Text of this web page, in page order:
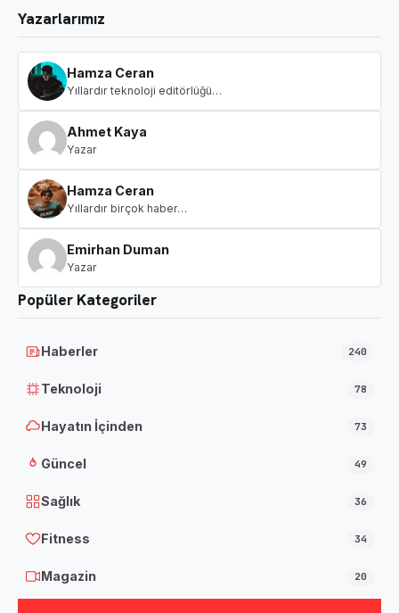
Yazarlarımız
Hamza Ceran
Yıllardır teknoloji editörlüğü…
Ahmet Kaya
Yazar
Hamza Ceran
Yıllardır birçok haber…
Emirhan Duman
Yazar
Popüler Kategoriler
Haberler 240
Teknoloji 78
Hayatın İçinden 73
Güncel 49
Sağlık 36
Fitness 34
Magazin 20